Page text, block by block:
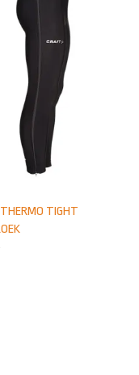
TIGHT